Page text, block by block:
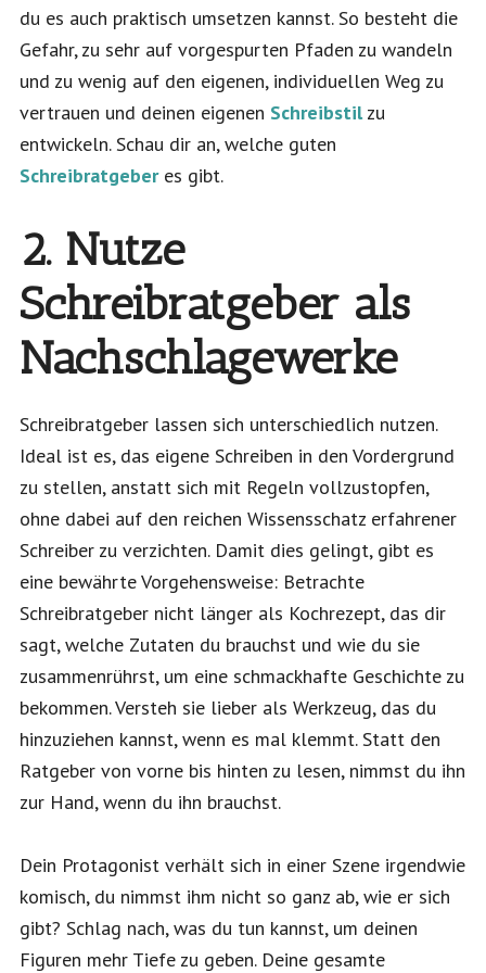
du es auch praktisch umsetzen kannst. So besteht die
Gefahr, zu sehr auf vorgespurten Pfaden zu wandeln
und zu wenig auf den eigenen, individuellen Weg zu
vertrauen und deinen eigenen Schreibstilzu
entwickeln. Schau dir an, welche guten
Schreibratgeberes gibt.
2. Nutze
Schreibratgeber als
Nachschlagewerke
Schreibratgeber lassen sich unterschiedlich nutzen.
Ideal ist es, das eigene Schreiben in den Vordergrund
zu stellen, anstatt sich mit Regeln vollzustopfen,
ohne dabei auf den reichen Wissensschatz erfahrener
Schreiber zu verzichten. Damit dies gelingt, gibt es
eine bewährte Vorgehensweise: Betrachte
Schreibratgeber nicht länger als Kochrezept, das dir
sagt, welche Zutaten du brauchst und wie du sie
zusammenrührst, um eine schmackhafte Geschichte zu
bekommen. Versteh sie lieber als Werkzeug, das du
hinzuziehen kannst, wenn es mal klemmt. Statt den
Ratgeber von vorne bis hinten zu lesen, nimmst du ihn
zur Hand, wenn du ihn brauchst.
Dein Protagonist verhält sich in einer Szene irgendwie
komisch, du nimmst ihm nicht so ganz ab, wie er sich
gibt? Schlag nach, was du tun kannst, um deinen
Figuren mehr Tiefe zu geben. Deine gesamte